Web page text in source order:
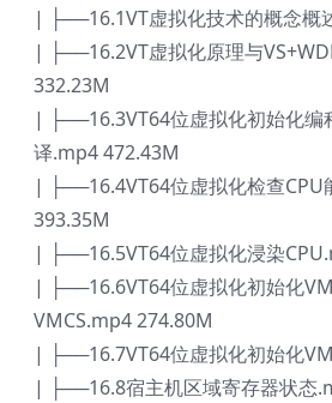
| ├──16.1VT虚拟化技术的概念概
| ├──16.2VT虚拟化原理与
332.23M
| ├──16.3VT64位虚拟化初始化编
译.mp4 472.43M
| ├──16.4VT64位虚拟化检查CPU
393.35M
| ├──16.5VT64位虚拟化浸染
| ├──16.6VT64位虚拟化初始化
VMCS.mp4 274.80M
| ├──16.7VT64位虚拟化初始化
| ├──16.8宿主机区域寄存器状态